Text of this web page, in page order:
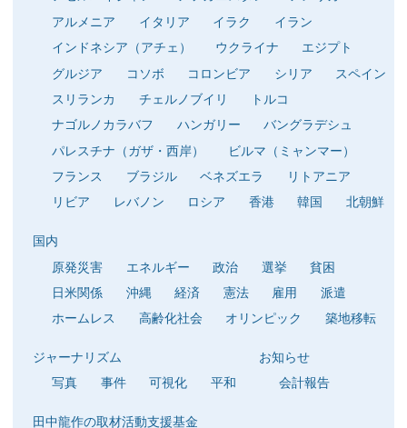
アルメニア
イタリア イラク
イラン
インドネシア（アチェ）
ウクライナ
エジプト
グルジア
コソボ コロンビア シリア
スペイン
スリランカ
チェルノブイリ
トルコ
ナゴルノカラバフ
ハンガリー
バングラデシュ
パレスチナ（ガザ・西岸）
ビルマ（ミャンマー）
フランス
ブラジル ベネズエラ
リトアニア
リビア
レバノン ロシア 香港 韓国 北朝鮮
国内
原発災害
エネルギー 政治 選挙
貧困
日米関係
沖縄 経済 憲法 雇用
派遣
ホームレス
高齢化社会 オリンピック 築地移転
ジャーナリズム
写真
事件 可視化 平和
お知らせ
会計報告
田中龍作の取材活動支援基金